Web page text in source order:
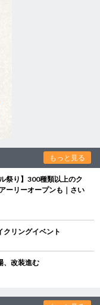
もっと見る
祭り】300種類以上のク
ーリーオープンも｜さい
リングイベント
、改装進む